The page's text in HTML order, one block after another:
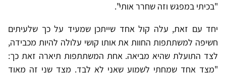
"בכיתי במפגש וזה שחרר אותי".
יחד עם זאת, עלה קול אחד שייתכן שמעיד על כך שלעיתים
חשיפה למשתתפות החוות את אותו קושי עלולה להיות מכבידה,
לצד התועלת שהיא מביאה. אחת המשתתפות תיארה זאת כך:
"מצד אחד שמחתי לשמוע שאני לא לבד. מצד שני זה מאוד